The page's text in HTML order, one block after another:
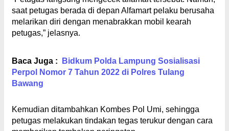
saat petugas berada di depan Alfamart pelaku berusaha
melarikan diri dengan menabrakkan mobil kearah
petugas,” jelasnya.
Baca Juga :
Bidkum Polda Lampung Sosialisasi
Perpol Nomor 7 Tahun 2022 di Polres Tulang
Bawang
Kemudian ditambahkan Kombes Pol Umi, sehingga
petugas melakukan tindakan tegas terukur dengan cara